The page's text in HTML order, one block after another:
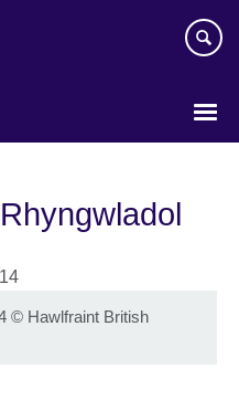
© Hawlfraint British